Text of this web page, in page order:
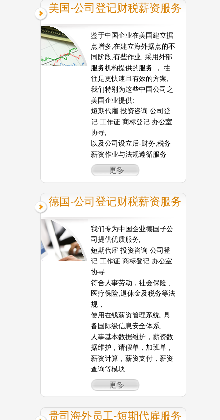
美国-公司登记财税薪资服务
鉴于中国企业在美国建立据
点增多,在建立海外据点的不
同阶段,有些作业, 采用外部
服务机构提供的服务 ， 往
往是更快速且有效的方案,
我们特别为这些中国公司之
美国企业提供:
短期代雇 投资咨询 公司登
记 工作证 商标登记 办公室
协寻,
以及公司设立后-财务,税务
薪资作业与法规遵循服务
德国-公司登记财税薪资服务
我们专为中国企业德国子公
司提供优质服务,
短期代雇 投资咨询 公司登
记 工作证 商标登记 办公室
协寻
符合人事劳动，社会保险 ,
医疗保险,退休金及税务等法
规，
使用在线薪资管理系统, 具
备国际级信息安全体系,
人事基本数据维护，薪资数
据维护，请假单，加班单，
薪资计算，薪资支付，薪资
查询等模块
贵司海外员工-短期代雇服务